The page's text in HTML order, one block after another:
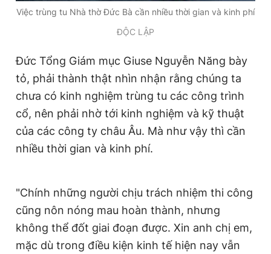
Việc trùng tu Nhà thờ Đức Bà cần nhiều thời gian và kinh phí
ĐỘC LẬP
Đức Tổng Giám mục Giuse Nguyễn Năng bày
tỏ, phải thành thật nhìn nhận rằng chúng ta
chưa có kinh nghiệm trùng tu các công trình
cổ, nên phải nhờ tới kinh nghiệm và kỹ thuật
của các công ty châu Âu. Mà như vậy thì cần
nhiều thời gian và kinh phí.
"Chính những người chịu trách nhiệm thi công
cũng nôn nóng mau hoàn thành, nhưng
không thể đốt giai đoạn được. Xin anh chị em,
mặc dù trong điều kiện kinh tế hiện nay vẫn